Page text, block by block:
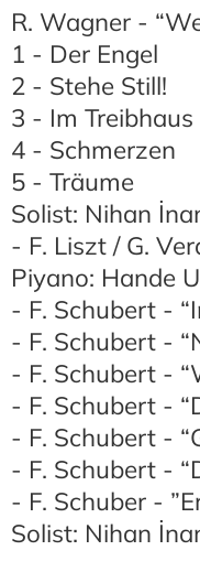
R. Wagner -
1 - Der Engel
2 - Stehe Still!
3 - Im Treibhaus
4 - Schmerzen
5 - Träume
Solist: Nihan
- F. Liszt / G.
Piyano: Hande
- F. Schubert -
- F. Schubert -
- F. Schubert -
- F. Schubert -
- F. Schubert -
- F. Schubert -
- F. Schuber -
Solist: Nihan